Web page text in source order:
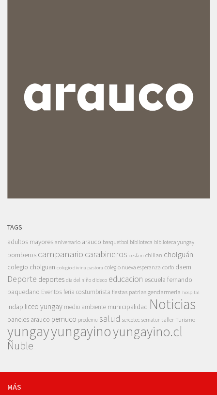
TAGS
adultos mayores aniversario arauco basquetbol biblioteca biblioteca yungay
bomberos campanario carabineros cesfam chillan cholguán
colegio cholguan colegio divina pastora colegio nueva esperanza corfo daem
Deporte deportes dia del niño dideco educacion escuela fernando
baquedano Eventosferia costumbrista fiestas patrias gendarmeria hospital
indap liceo yungay medio ambiente municipalidad Noticias
paneles arauco pemuco prodemu salud sercotec sernatur taller Turismo
yungayyungayinoyungayino.cl
Ñuble
MÁS